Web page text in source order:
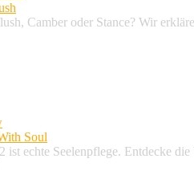
Camber oder Stance? Wir
Soul
ist echte Seelenpflege. Entdecke